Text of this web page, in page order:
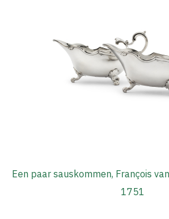
Een paar sauskommen, François
1751